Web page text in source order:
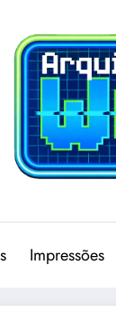
Impressões